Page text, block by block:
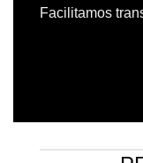
Facilitamos